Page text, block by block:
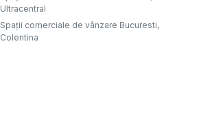
Ultracentral
Spații comerciale de vânzare Bucuresti,
Colentina